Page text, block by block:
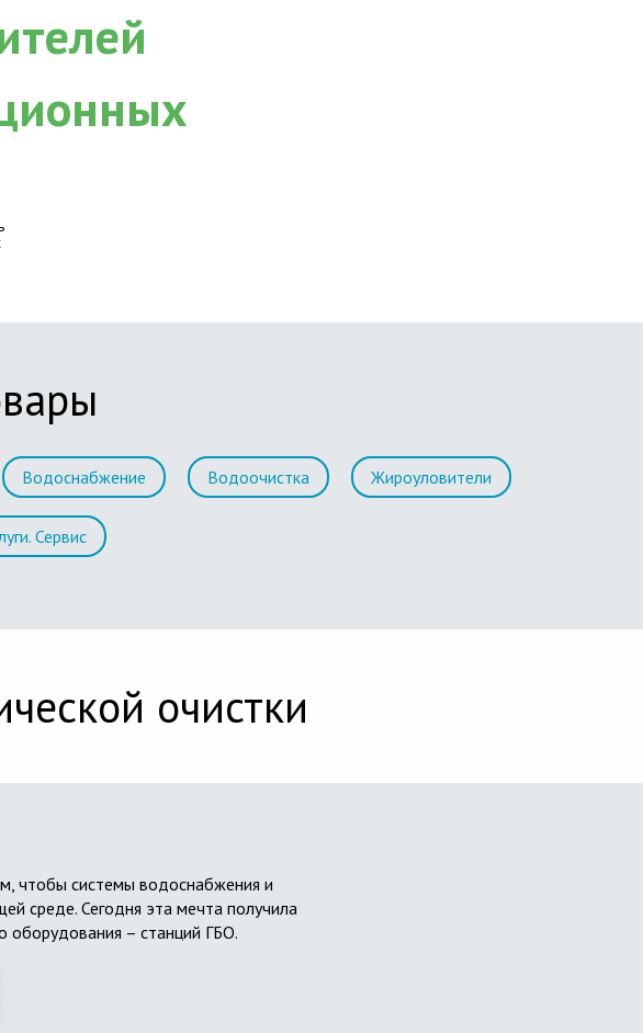
Водоснабжение Водоочистка Жироуловители
Сервис
очистки
чтобы системы водоснабжения и
среде. Сегодня эта мечта получила
оборудования – станций ГБО.